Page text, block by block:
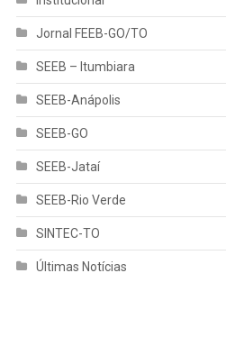
Jornal FEEB-GO/TO
SEEB – Itumbiara
SEEB-Anápolis
SEEB-GO
SEEB-Jataí
SEEB-Rio Verde
SINTEC-TO
Últimas Notícias